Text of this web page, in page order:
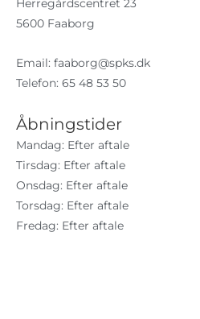
Herregårdscentret 23
5600 Faaborg
Email: faaborg@spks.dk
Telefon: 65 48 53 50
Åbningstider
Mandag: Efter aftale
Tirsdag: Efter aftale
Onsdag: Efter aftale
Torsdag: Efter aftale
Fredag: Efter aftale